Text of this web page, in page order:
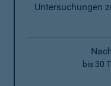
Untersuchungen
bis 30